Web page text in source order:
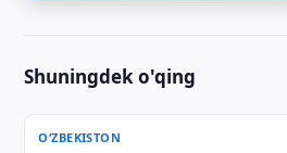
Shuningdek o'qing
O‘ZBEKISTON